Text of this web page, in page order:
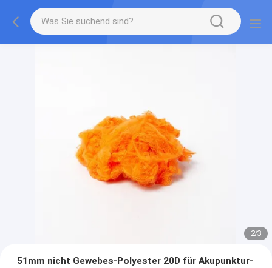
2/3
51mm nicht Gewebes-Polyester 20D für Akupunktur-